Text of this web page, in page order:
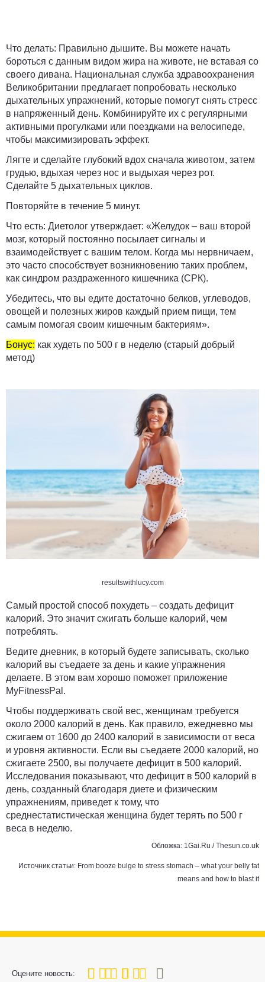
Что делать: Правильно дышите. Вы можете начать
бороться с данным видом жира на животе, не вставая со
своего дивана. Национальная служба здравоохранения
Великобритании предлагает попробовать несколько
дыхательных упражнений, которые помогут снять стресс
в напряженный день. Комбинируйте их с регулярными
активными прогулками или поездками на велосипеде,
чтобы максимизировать эффект.
Лягте и сделайте глубокий вдох сначала животом, затем
грудью, вдыхая через нос и выдыхая через рот.
Сделайте 5 дыхательных циклов.
Повторяйте в течение 5 минут.
Что есть: Диетолог утверждает: «Желудок – ваш второй
мозг, который постоянно посылает сигналы и
взаимодействует с вашим телом. Когда мы нервничаем,
это часто способствует возникновению таких проблем,
как синдром раздраженного кишечника (СРК).
Убедитесь, что вы едите достаточно белков, углеводов,
овощей и полезных жиров каждый прием пищи, тем
самым помогая своим кишечным бактериям».
Бонус: как худеть по 500 г в неделю (старый добрый
метод)
resultswithlucy.com
Самый простой способ похудеть – создать дефицит
калорий. Это значит сжигать больше калорий, чем
потреблять.
Ведите дневник, в который будете записывать, сколько
калорий вы съедаете за день и какие упражнения
делаете. В этом вам хорошо поможет приложение
MyFitnessPal.
Чтобы поддерживать свой вес, женщинам требуется
около 2000 калорий в день. Как правило, ежедневно мы
сжигаем от 1600 до 2400 калорий в зависимости от веса
и уровня активности. Если вы съедаете 2000 калорий, но
сжигаете 2500, вы получаете дефицит в 500 калорий.
Исследования показывают, что дефицит в 500 калорий в
день, созданный благодаря диете и физическим
упражнениям, приведет к тому, что
среднестатистическая женщина будет терять по 500 г
веса в неделю.
Обложка: 1Gai.Ru / Thesun.co.uk
Источник статьи: From booze bulge to stress stomach – what your belly fat
means and how to blast it
Оцените новость:
80
1 3 4 5